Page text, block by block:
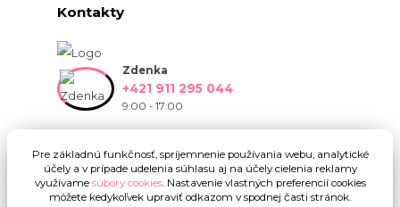
Kontakty
Zdenka
+421 911 295 044
9:00 - 17:00
Pre základnú funkčnosť, spríjemnenie používania webu, analytické
účely a v prípade udelenia súhlasu aj na účely cielenia reklamy
využívame súbory cookies. Nastavenie vlastných preferencií cookies
môžete kedykoľvek upraviť odkazom v spodnej časti stránok.